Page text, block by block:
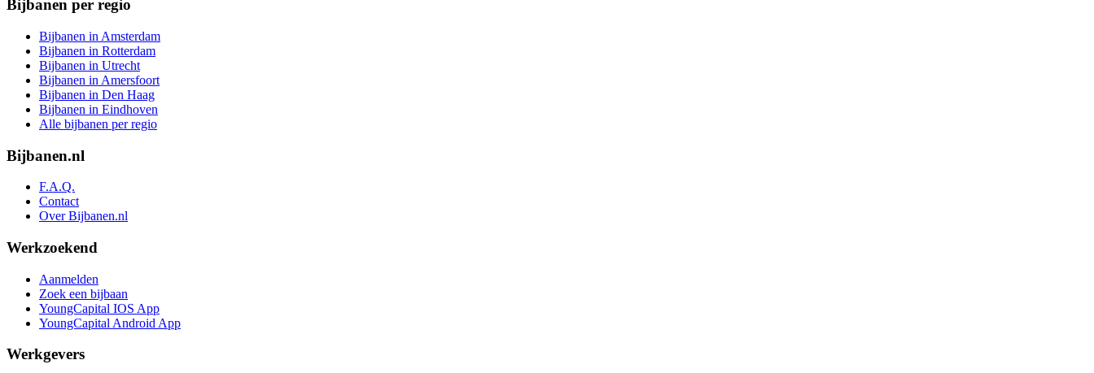
Bijbanen per regio
Bijbanen in Amsterdam
Bijbanen in Rotterdam
Bijbanen in Utrecht
Bijbanen in Amersfoort
Bijbanen in Den Haag
Bijbanen in Eindhoven
Alle bijbanen per regio
Bijbanen.nl
F.A.Q.
Contact
Over Bijbanen.nl
Werkzoekend
Aanmelden
Zoek een bijbaan
YoungCapital IOS App
YoungCapital Android App
Werkgevers